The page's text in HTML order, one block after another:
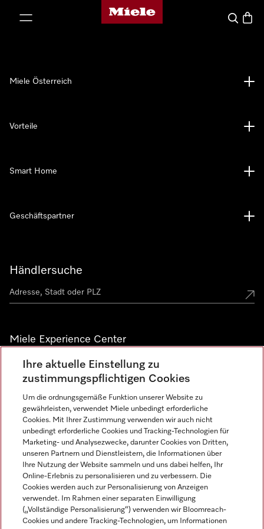
Miele-Homepage
Suche
Händlersuche
Miele Experience Center
Alle Miele Experience Center anzeigen
Newsletter
Miele Österreich
Vorteile
Smart Home
Geschäftspartner
Miele auf Instagram
Miele auf Facebook
Miele auf Youtube
Ihre aktuelle Einstellung zu
zustimmungspflichtigen Cookies
Um die ordnungsgemäße Funktion unserer Website zu
gewährleisten, verwendet Miele unbedingt erforderliche
Cookies. Mit Ihrer Zustimmung verwenden wir auch nicht
unbedingt erforderliche Cookies und Tracking-Technologien für
Marketing- und Analysezwecke, darunter Cookies von Dritten,
unseren Partnern und Dienstleistern, die Informationen über
Ihre Nutzung der Website sammeln und uns dabei helfen, Ihr
Online-Erlebnis zu personalisieren und zu verbessern. Die
Cookies werden auch zur Personalisierung von Anzeigen
verwendet. Im Rahmen einer separaten Einwilligung
(„Vollständige Personalisierung“) verwenden wir Bloomreach-
Cookies und andere Tracking-Technologien, um Informationen